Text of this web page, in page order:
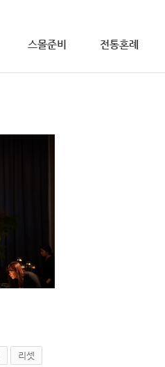
스몰준비 전통혼례
리셋